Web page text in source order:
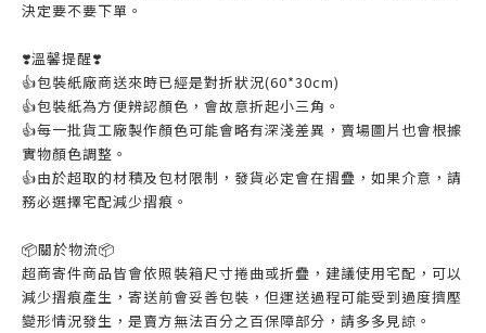
決定要不要下單。
❣️溫馨提醒❣️
👍️包裝紙廠商送來時已經是對折狀況(60*30cm)
👍️包裝紙為方便辨認顏色，會故意折起小三角。
👍️每一批貨工廠製作顏色可能會略有深淺差異，賣場圖片也會根據
實物顏色調整。
👍️由於超取的材積及包材限制，發貨必定會在摺疊，如果介意，請
務必選擇宅配減少摺痕。
📦️關於物流📦️
超商寄件商品皆會依照裝箱尺寸捲曲或折疊，建議使用宅配，可以
減少摺痕產生，寄送前會妥善包裝，但運送過程可能受到過度擠壓
變形情況發生，是賣方無法百分之百保障部分，請多多見諒。